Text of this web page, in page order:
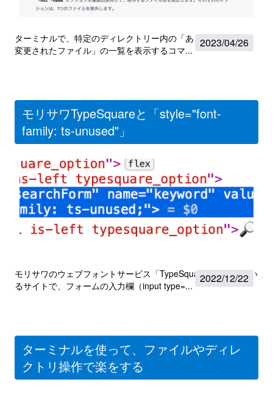
2023/04/26
ターミナルで、特定のディレクトリー内の「ある日にち以降に
変更されたファイル」の一覧を表示するコマ...
モリサワTypeSquareと「style="font-
family: ts-unused"」
2022/12/22
モリサワのウェブフォントサービス「TypeSquare」を使ってい
るサイトで、フォームの入力欄（input type=...
ターミナルを使って、ファイルやディレ
クトリ操作で楽をする